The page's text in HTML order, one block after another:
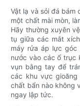
Vật lạ và sỏi đá bám
một chất mài mòn,
Hãy thường xuyên
tụ giữa các mắt
máy rửa áp lực góc
nước vào các ổ trục
vụn bằng tay để
các khu vực
chất bẩn nào không
ngay lập tức.